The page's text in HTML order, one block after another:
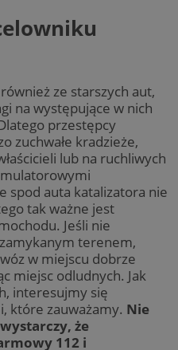
ze starszych aut,
na występujące w nich
przestępcy
zuchwałe kradzieże,
lub na ruchliwych
spod auta katalizatora nie
tak ważne jest
Jeśli nie
terenem,
w miejscu dobrze
miejsc odludnych. Jak
interesujmy się
które zauważamy. Nie
że
112 i